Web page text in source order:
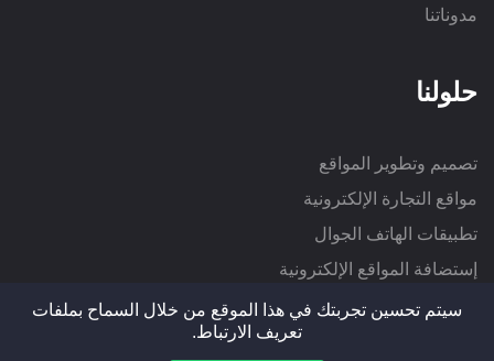
مدوناتنا
حلولنا
تصميم وتطوير المواقع
مواقع التجارة الإلكترونية
تطبيقات الهاتف الجوال
إستضافة المواقع الإلكترونية
التسويق الإلكتروني
سيتم تحسين تجربتك في هذا الموقع من خلال السماح بملفات
تعريف الارتباط.